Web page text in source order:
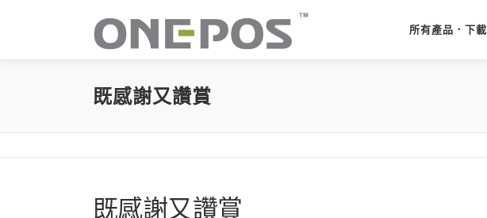
要
所有產品．下載
既感謝又讚賞
既感謝又讚賞